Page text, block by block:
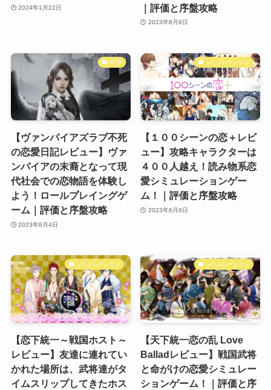
2024年1月22日
｜評価と序盤攻略
2023年8月8日
RPG
【ヴァンパイアズラブ不死
の恋愛日記レビュー】ヴァ
ンパイアの末裔となって現
代社会での恋物語を体験し
よう！ロールプレイングゲ
ーム｜評価と序盤攻略
2023年8月4日
シミュレーション
【１００シーンの恋＋レビ
ュー】攻略キャラクターは
４００人越え！読み物系恋
愛シミュレーションゲー
ム！｜評価と序盤攻略
2023年6月9日
シミュレーション
【恋下統一～戦国ホスト～
レビュー】友達に連れてい
かれた場所は、武将達がタ
イムスリップしてきたホス
シミュレーション
【天下統一恋の乱 Love
Balladレビュー】戦国武将
と命がけの恋愛シミュレー
ションゲーム！｜評価と序